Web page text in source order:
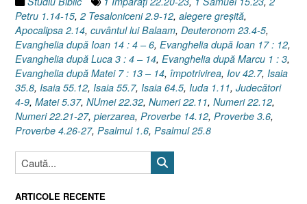
!
[Balaam,
Numeri
22.32]”
Petru 1.14-15, 2 Tesaloniceni 2.9-12, alegere greşită,
Apocalipsa 2.14, cuvântul lui Balaam, Deuteronom 23.4-5,
Evanghelia după Ioan 14 : 4 – 6, Evanghelia după Ioan 17 : 12,
Evanghelia după Luca 3 : 4 – 14, Evanghelia după Marcu 1 : 3,
Evanghelia după Matei 7 : 13 – 14, împotrivirea, Iov 42.7, Isaia
35.8, Isaia 55.12, Isaia 55.7, Isaia 64.5, Iuda 1.11, Judecători
4-9, Matei 5.37, NUmei 22.32, Numeri 22.11, Numeri 22.12,
Numeri 22.21-27, pierzarea, Proverbe 14.12, Proverbe 3.6,
Proverbe 4.26-27, Psalmul 1.6, Psalmul 25.8
ARTICOLE RECENTE